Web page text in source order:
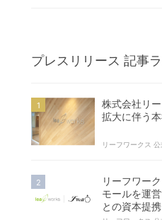
プレスリリース 記事
株式会社リ
拡大に伴う
リーフワークス 公
リーフワー
モールを運
との資本提